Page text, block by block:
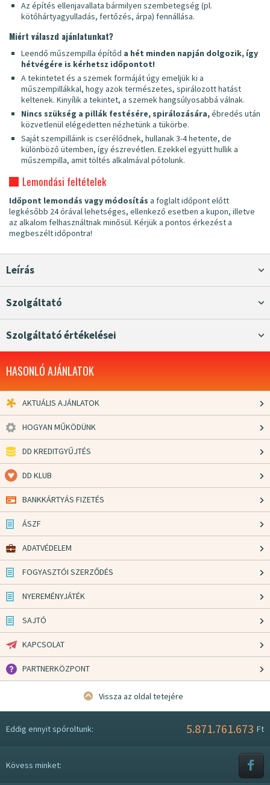
Az építés ellenjavallata bármilyen szembetegség (pl.
kötőhártyagyulladás, fertőzés, árpa) fennállása.
Miért válaszd ajánlatunkat?
Leendő műszempilla építőd a hét minden napján dolgozik, így
hétvégére is kérhetsz időpontot!
A tekintetet és a szemek formáját úgy emeljük ki a
műszempillákkal, hogy azok természetes, spirálozott hatást
keltenek. Kinyílik a tekintet, a szemek hangsúlyosabbá válnak.
Nincs szükség a pillák festésére, spirálozására,ébredés után
közvetlenül elégedetten nézhetünk a tükörbe.
Saját szempilláink is cserélődnek, hullanak 3-4 hetente, de
különböző ütemben, így észrevétlen. Ezekkel együtt hullik a
műszempilla, amit töltés alkalmával pótolunk.
Lemondási feltételek
Időpont lemondás vagy módosítás a foglalt időpont előtt
legkésőbb 24 órával lehetséges, ellenkező esetben a kupon, illetve
az alkalom felhasználtnak minősül. Kérjük a pontos érkezést a
megbeszélt időpontra!
Leírás
Szolgáltató
Szolgáltató értékelései
HASONLÓ AJÁNLATOK
AKTUÁLIS AJÁNLATOK
HOGYAN MŰKÖDÜNK
DD KREDITGYŰJTÉS
DD KLUB
BANKKÁRTYÁS FIZETÉS
ÁSZF
ADATVÉDELEM
FOGYASZTÓI SZERZŐDÉS
NYEREMÉNYJÁTÉK
SAJTÓ
KAPCSOLAT
PARTNERKÖZPONT
Vissza az oldal tetejére
Eddig ennyit spóroltunk: 5.871.761.673 Ft
Kövess minket: